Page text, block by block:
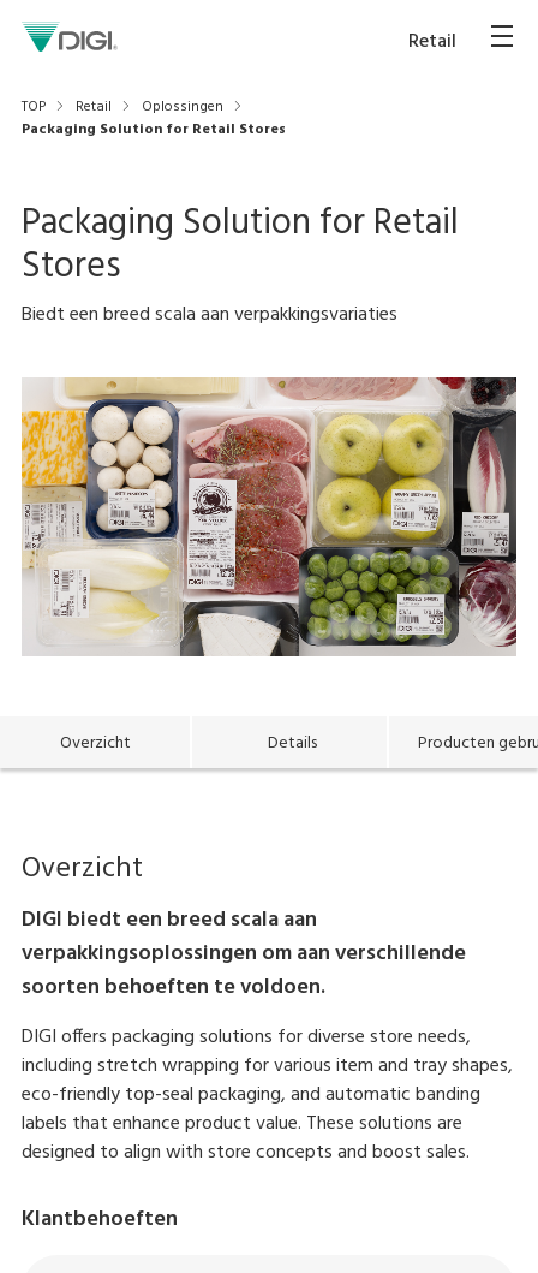
Retail
TOP Retail
Oplossingen
Packaging Solution for Retail Stores
Packaging Solution for Retail
Stores
Biedt een breed scala aan verpakkingsvariaties
Overzicht Details Producten
Overzicht
DIGI biedt een breed scala aan
verpakkingsoplossingen om aan verschillende
soorten behoeften te voldoen.
DIGI offers packaging solutions for diverse store needs,
including stretch wrapping for various item and tray shapes,
eco-friendly top-seal packaging, and automatic banding
labels that enhance product value. These solutions are
designed to align with store concepts and boost sales.
Klantbehoeften